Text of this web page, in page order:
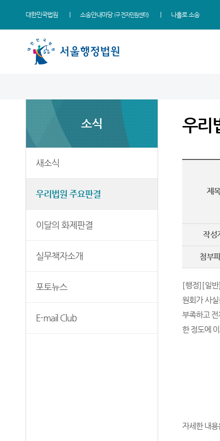
대한민국법원 소송안내마당 (구 전자민원센터) 나홀로 소송
조직 및 전화번호
청사배치
보안검색
우리법원 주요판결
이달의 화제판결
E-mail Club
법률상담안내
자주묻는질문
재판기록열람복사예약
판결서사본 제공신청
판결서 인터넷열람
부조리 신고센터
법원견학
소식
새소식
우리법원 주요판결
이달의 화제판결
실무책자소개
포토뉴스
E-mail Club
우리
제
작성
첨부
[행정] [일반]
원회가 사
부족하고
한 정도에
자세한 내